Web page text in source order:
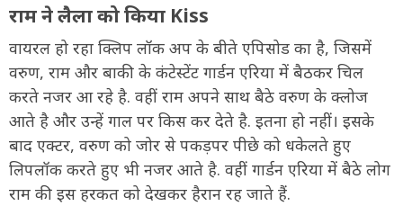
राम ने लैला को किया Kiss
वायरल हो रहा क्लिप लॉक अप के बीते एपिसोड का है, जिसमें
वरुण, राम और बाकी के कंटेस्टेंट गार्डन एरिया में बैठकर चिल
करते नजर आ रहे है. वहीं राम अपने साथ बैठे वरुण के क्लोज
आते है और उन्हें गाल पर किस कर देते है. इतना हो नहीं। इसके
बाद एक्टर, वरुण को जोर से पकड़पर पीछे को धकेलते हुए
लिपलॉक करते हुए भी नजर आते है. वहीं गार्डन एरिया में बैठे लोग
राम की इस हरकत को देखकर हैरान रह जाते हैं.